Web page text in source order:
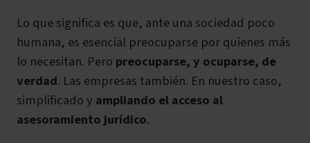
Lo que significa es que, ante una sociedad poco
humana, es esencial preocuparse por quienes más
lo necesitan. Pero preocuparse, y ocuparse, de
verdad. Las empresas también. En nuestro caso,
simplificado y ampliando el acceso al
asesoramiento jurídico.